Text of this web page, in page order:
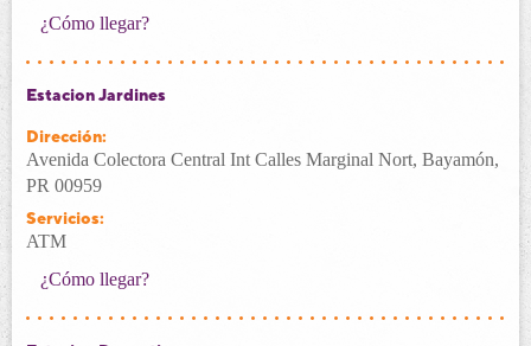
¿Cómo llegar?
Estacion Jardines
Dirección:
Avenida Colectora Central Int Calles Marginal Nort, Bayamón,
PR 00959
Servicios:
ATM
¿Cómo llegar?